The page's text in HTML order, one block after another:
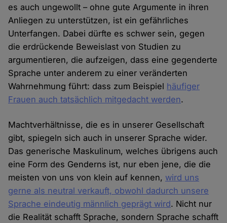
es auch ungewollt – ohne gute Argumente in ihren
Anliegen zu unterstützen, ist ein gefährliches
Unterfangen. Dabei dürfte es schwer sein, gegen
die erdrückende Beweislast von Studien zu
argumentieren, die aufzeigen, dass eine gegenderte
Sprache unter anderem zu einer veränderten
Wahrnehmung führt: dass zum Beispiel häufiger
Frauen auch tatsächlich mitgedacht werden.
Machtverhältnisse, die es in unserer Gesellschaft
gibt, spiegeln sich auch in unserer Sprache wider.
Das generische Maskulinum, welches übrigens auch
eine Form des Genderns ist, nur eben jene, die die
meisten von uns von klein auf kennen, wird uns
gerne als neutral verkauft, obwohl dadurch unsere
Sprache eindeutig männlich geprägt wird. Nicht nur
die Realität schafft Sprache, sondern Sprache schafft